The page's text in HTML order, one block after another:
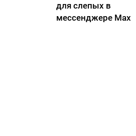
для слепых в
мессенджере Max